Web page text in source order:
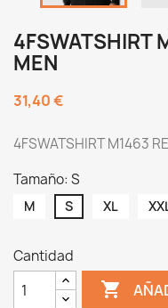
4FSWATSHIRT
MEN
31,40 €
4FSWATSHIRT M1463
Tamaño: S
M S XL
Cantidad
